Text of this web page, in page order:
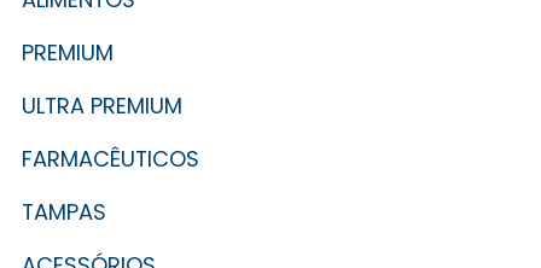
PREMIUM
ULTRA PREMIUM
FARMACÊUTICOS
TAMPAS